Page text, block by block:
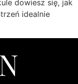
dowiesz się, jak
idealnie